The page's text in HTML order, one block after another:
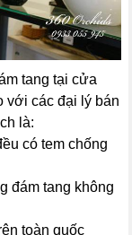
tang tại cửa
với các đại lý bán
là:
có tem chống
đám tang không
toàn quốc